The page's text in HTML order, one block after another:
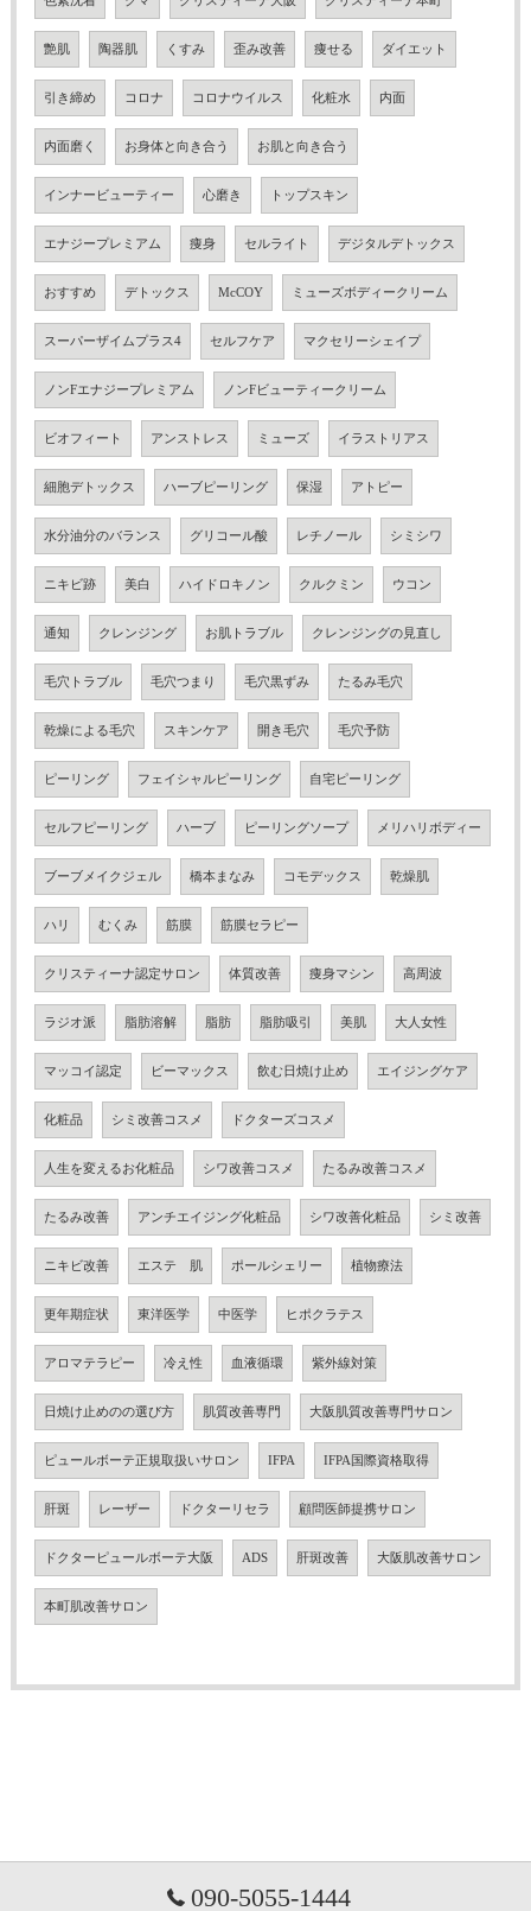
艶肌 陶器肌 くすみ 歪み改善 痩せる ダイエット
引き締め コロナ コロナウイルス 化粧水 内面
内面磨く お身体と向き合う お肌と向き合う
インナービューティー 心磨き トップスキン
エナジープレミアム 痩身 セルライト デジタルデトックス
おすすめ デトックス McCOY ミューズボディークリーム
スーパーザイムプラス4 セルフケア マクセリーシェイプ
ノンFエナジープレミアム ノンFビューティークリーム
ビオフィート アンストレス ミューズ イラストリアス
細胞デトックス ハーブピーリング 保湿 アトピー
水分油分のバランス グリコール酸 レチノール シミシワ
ニキビ跡 美白 ハイドロキノン クルクミン ウコン
通知 クレンジング お肌トラブル クレンジングの見直し
毛穴トラブル 毛穴つまり 毛穴黒ずみ たるみ毛穴
乾燥による毛穴 スキンケア 開き毛穴 毛穴予防
ピーリング フェイシャルピーリング 自宅ピーリング
セルフピーリング ハーブ ピーリングソープ メリハリボディー
ブーブメイクジェル 橋本まなみ コモデックス 乾燥肌
ハリ むくみ 筋膜 筋膜セラピー
クリスティーナ認定サロン 体質改善 痩身マシン 高周波
ラジオ派 脂肪溶解 脂肪 脂肪吸引 美肌 大人女性
マッコイ認定 ビーマックス 飲む日焼け止め エイジングケア
化粧品 シミ改善コスメ ドクターズコスメ
人生を変えるお化粧品 シワ改善コスメ たるみ改善コスメ
たるみ改善 アンチエイジング化粧品 シワ改善化粧品 シミ改善
ニキビ改善 エステ 肌 ポールシェリー 植物療法
更年期症状 東洋医学 中医学 ヒポクラテス
アロマテラピー 冷え性 血液循環 紫外線対策
日焼け止めのの選び方 肌質改善専門 大阪肌質改善専門サロン
ピュールボーテ正規取扱いサロン IFPA IFPA国際資格取得
肝斑 レーザー ドクターリセラ 顧問医師提携サロン
ドクターピュールボーテ大阪 ADS 肝斑改善 大阪肌改善サロン
本町肌改善サロン
090-5055-1444